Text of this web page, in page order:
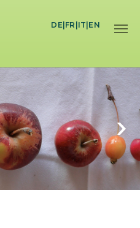
DE| FR IT EN